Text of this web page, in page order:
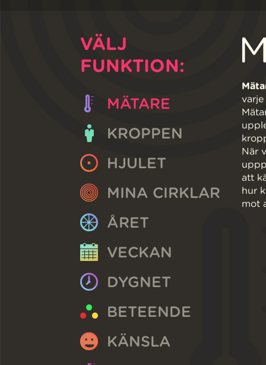
VÄLJ
FUNKTION:
MÄTARE
KROPPEN
HJULET
MINA CIRKLAR
ÅRET
VECKAN
DYGNET
BETEENDE
KÄNSLA
När
att
hur
mot